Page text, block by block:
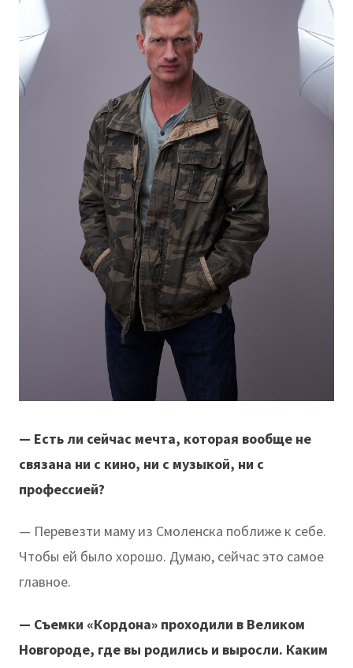
— Есть ли сейчас мечта, которая вообще не
связана ни с кино, ни с музыкой, ни с
профессией?
— Перевезти маму из Смоленска поближе к себе.
Чтобы ей было хорошо. Думаю, сейчас это самое
главное.
— Съемки «Кордона» проходили в Великом
Новгороде, где вы родились и выросли. Каким